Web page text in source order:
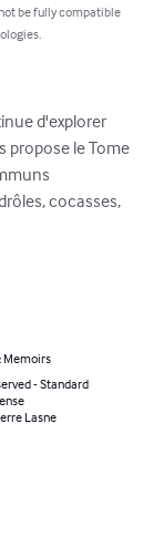
be fully compatible
d'explorer
propose le Tome
cocasses,
Memoirs
- Standard
Lasne